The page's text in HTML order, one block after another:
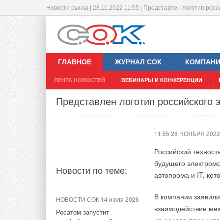
Новости рынка | 28.11.2022 11:55 | Представлен логотип
ГЛАВНОЕ
ЛЕНТА НОВОСТЕЙ ВЕБИНАРЫ И КОНФЕРЕНЦИИ
ЖУРНАЛ СОК
Представлен логотип
11:55 28 НОЯБРЯ 2022
Новости по теме:
НОВОСТИ СОК 14 июля 2026
Росатом запустит
Российский
будущего
автопрома и IT,
В компании
взаимодействие
Компания «Атомэнергопроект»
«СиСофт»
15:24 25 НОЯБРЯ 2022
Новости по теме:
студенческих проектов
«ТИМ-лидеры 2026»
НОВОСТИ СОК 21 июля 2026
Новый стандарт ТИМ
Инжиниринговая
«Росатом»
«Группа Полипластик» выкупила
труб
12:06 25 НОЯБРЯ 2022
Новости по теме:
регулирующей арматуры
Трубы КОРСИС ПЛЮС
Группы ПОЛИПЛАСТИК
включены в Реестр